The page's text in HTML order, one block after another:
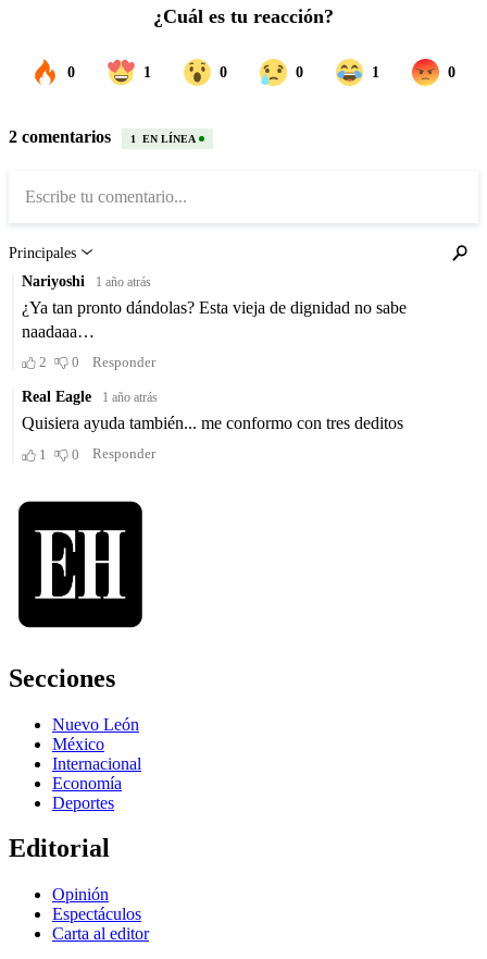
Secciones
Nuevo León
México
Internacional
Economía
Deportes
Editorial
Opinión
Espectáculos
Carta al editor